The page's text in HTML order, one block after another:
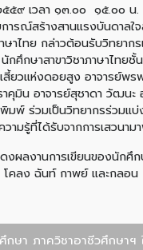
เวลา ๑๓.๐๐  ๑๕.๐๐ น.
การณ์สร้างสานแรงบันดาล
ไทย กล่าวต้อนรับวิทยากร
กศึกษาสาขาวิชาภาษาไท
ยวแห่งดอยสูง อาจารย์
น อาจารย์สุชาดา วัฒนะ
พ์ ร่วมเป็นวิทยากรร่วมแ
วามรู้ที่ได้รับจากการเสว
งผลงานการเขียนของนัก
คลง ฉันท์ กาพย์ และกลอน
ษา ภาควิชาอาชีวศึกษาฯ